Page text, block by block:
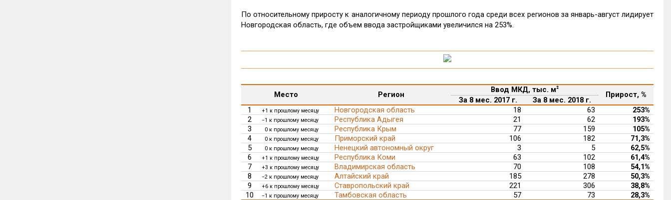
По относительному приросту к аналогичному периоду прошлого года среди всех регионов за январь-август лидирует
Новгородская область, где объем ввода застройщиками увеличился на 253%.
Место Регион
Ввод МКД, тыс. м² Прирост, %
За 8 мес. 2017 г.
За 8 мес. 2018 г.
1
+1 к прошлому месяцу Новгородская область 18 63
253%
2
−1 к прошлому месяцу Республика Адыгея 21 62
193%
3
0 к прошлому месяцу Республика Крым 77 159
105%
4
0 к прошлому месяцу Приморский край 106 182
71,3%
5
0 к прошлому месяцу Ненецкий автономный округ 3 5
62,5%
6
+1 к прошлому месяцу Республика Коми 63 102
61,4%
7
+3 к прошлому месяцу Владимирская область 70 108
54,1%
8
−2 к прошлому месяцу Алтайский край 185 278
50,3%
9
+6 к прошлому месяцу Ставропольский край 221 306
38,8%
10
−1 к прошлому месяцу Тамбовская область 57 73 28,3%